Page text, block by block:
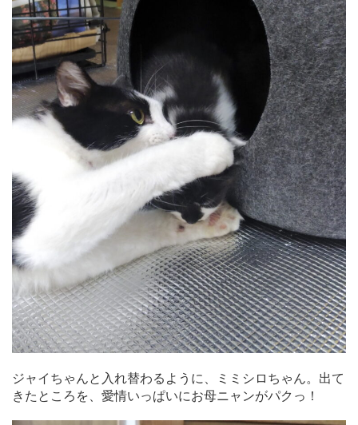
ジャイちゃんと入れ替わるように、ミミシロちゃん。出て
きたところを、愛情いっぱいにお母ニャンがパクっ！